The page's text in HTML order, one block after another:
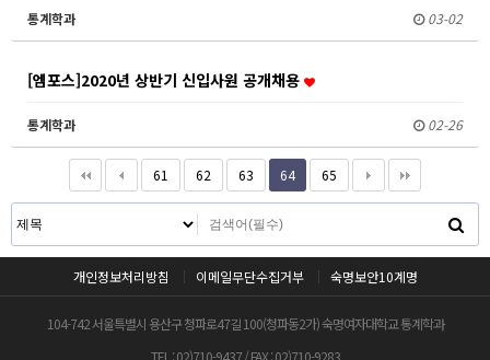
통계학과 03-02
[엠포스]2020년 상반기 신입사원 공개채용
통계학과 02-26
61 62 63 64 65
개인정보처리방침 이메일무단수집거부 숙명보안10계명
104-742 서울특별시 용산구 청파로47길 100(청파동2가) 숙명여자대학교 통계학과
TEL : 02)710-9437 / FAX : 02)710-9283